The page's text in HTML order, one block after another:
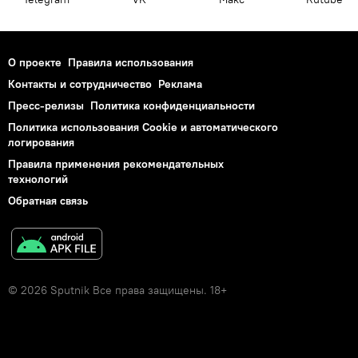
О проекте Правила использования
Контакты и сотрудничество Реклама
Пресс-релизы Политика конфиденциальности
Политика использования Cookie и автоматического
логирования
Правила применения рекомендательных
технологий
Обратная связь
© 2026 Sputnik Все права защищены. 18+